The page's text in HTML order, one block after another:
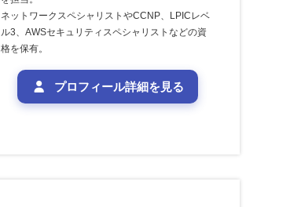
ネットワークスペシャリストやCCNP、LPICレベ
ル3、AWSセキュリティスペシャリストなどの資
格を保有。
プロフィール詳細を見る